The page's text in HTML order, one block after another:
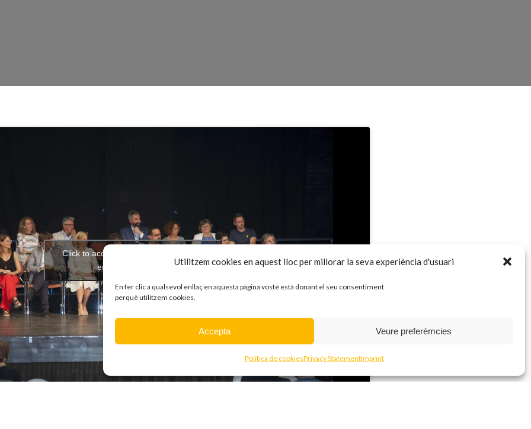
Utilitzem cookies en aquest lloc per millorar la seva experiència d'usuari
En fer clic a qualsevol enllaç en aquesta pàgina vostè està donant el seu consentiment
perquè utilitzem cookies.
Accepta Veure preferèmcies
Política de cookiesPrivacy StatementImprint
Click to accept marketing cookies and
enable this content